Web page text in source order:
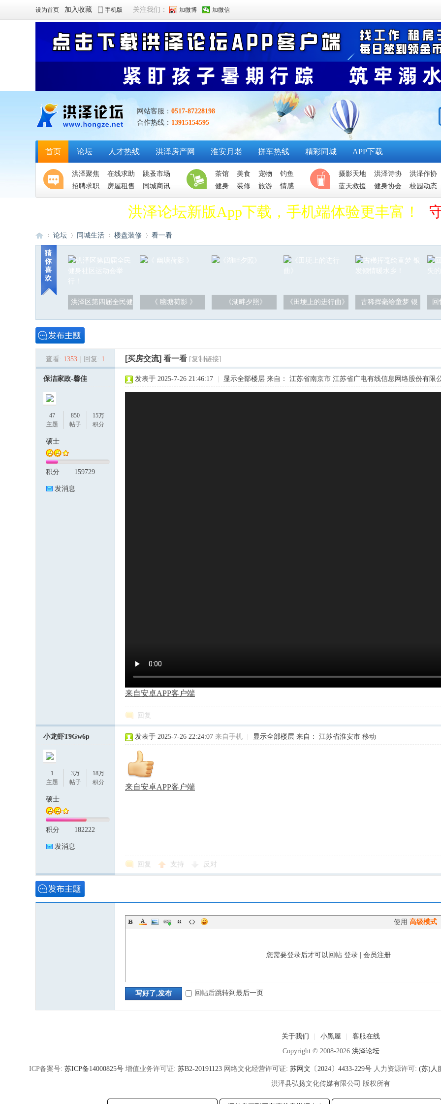
设为首页 加入收藏 手机版 关注我们： 加微博 加微信
网站客服： 0517-87228198
合作热线： 13915154595
首页 论坛 人才热线 洪泽房产网 淮安月老 拼车热线 精彩同城 APP下载
洪泽聚焦 在线求助
跳蚤市场
招聘求职
房屋租售 同城商讯
茶馆 美食 宠物
钓鱼
健身
装修 旅游 情感
摄影天地 洪泽诗协 洪泽作协
蓝天救援
健身协会 校园动态
洪泽论坛新版App下载，手机端体验更丰富！
»
论坛
›
同城生活 楼盘装修 看一看
猜
你
喜
欢
洪泽区第四届全民健 《 幽塘荷影 》 《湖畔夕照》 《田埂上的进行曲》 古稀挥毫绘童梦 银 回
查看: 1353 回复: 1 [买房交流] 看一看 [复制链接]
保洁家政-馨佳
47
主题
850
帖子
15万
积分
硕士
积分 159729
发消息
发表于 2025-7-26 21:46:17 显示全部楼层 来自： 江苏省南京市 江苏省广电有线信息网络股份有限
来自安卓APP客户端
回复
小龙虾T9Gw6p
1
主题
3万
帖子
18万
积分
硕士
积分 182222
发消息
发表于 2025-7-26 22:24:07 来自手机 显示全部楼层 来自： 江苏省淮安市 移动
来自安卓APP客户端
回复 支持 反对
使用 高级模式
您需要登录后才可以回帖 登录 会员注册
写好了,发布 回帖后跳转到最后一页
关于我们 小黑屋
客服在线
Copyright © 2008-2026 洪泽论坛
ICP备案号: 苏ICP备14000825号 增值业务许可证: 苏B2-20191123 网络文化经营许可证: 苏网文〔2024〕4433-229号 人力资源许可: (苏)人
洪泽县弘扬文化传媒有限公司 版权所有